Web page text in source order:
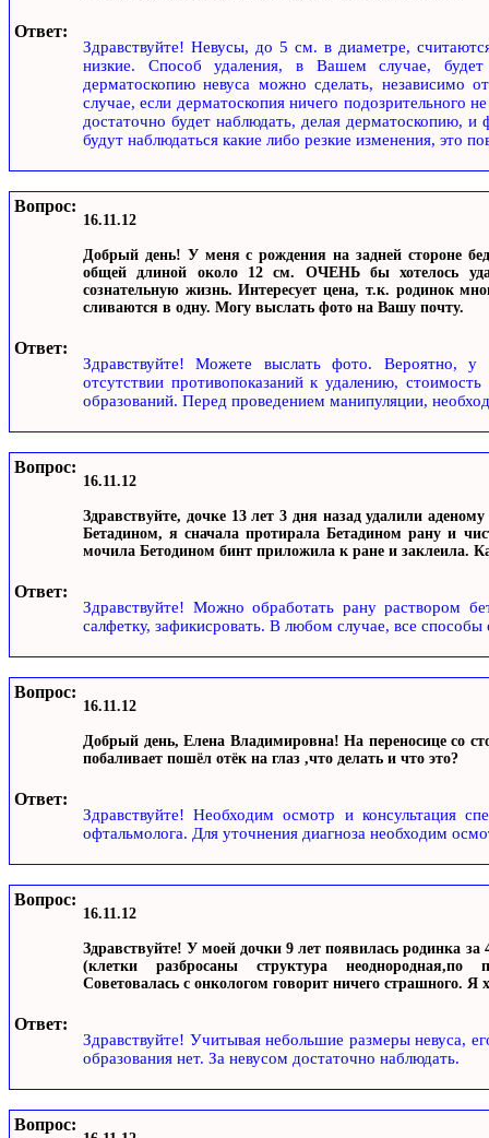
Ответ:
Здравствуйте! Невусы, до 5 см. в диаметре,
низкие. Способ удаления, в Вашем случае,
дерматоскопию невуса можно сделать, независимо
случае, если дерматоскопия ничего подозрительного
достаточно будет наблюдать, делая дерматоскопию,
будут наблюдаться какие либо резкие изменения, это
Вопрос:
16.11.12
Добрый день! У меня с рождения на задней стороне
общей длиной около 12 см. ОЧЕНЬ бы хотелось
сознательную жизнь. Интересует цена, т.к. родинок
сливаются в одну. Могу выслать фото на Вашу почту.
Ответ:
Здравствуйте! Можете выслать фото. Вероятно,
отсутствии противопоказаний к удалению,
образований. Перед проведением манипуляции,
Вопрос:
16.11.12
Здравствуйте, дочке 13 лет 3 дня назад удалили
Бетадином, я сначала протирала Бетадином рану и
мочила Бетодином бинт приложила к ране и заклеила.
Ответ:
Здравствуйте! Можно обработать рану раствором
салфетку, зафикисровать. В любом случае, все
Вопрос:
16.11.12
Добрый день, Елена Владимировна! На переносице со
побаливает пошёл отёк на глаз ,что делать и что это?
Ответ:
Здравствуйте! Необходим осмотр и консультация
офтальмолога. Для уточнения диагноза необходим
Вопрос:
16.11.12
Здравствуйте! У моей дочки 9 лет появилась родинка
(клетки разбросаны структура неоднородная,по
Советовалась с онкологом говорит ничего страшного. Я
Ответ:
Здравствуйте! Учитывая небольшие размеры невуса,
образования нет. За невусом достаточно наблюдать.
Вопрос: